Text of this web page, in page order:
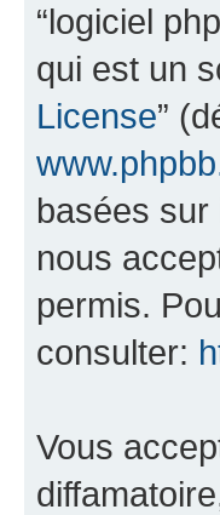
“logiciel
qui est un
License”
basées sur
nous
permis.
consulter:
Vous